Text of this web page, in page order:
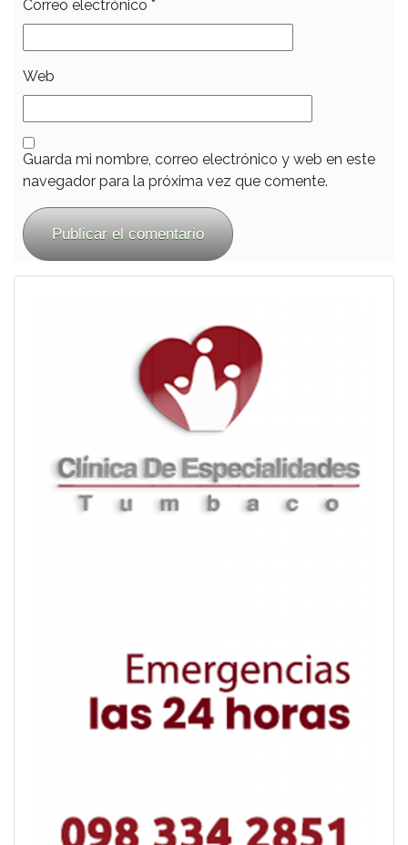
Correo electrónico *
Web
Guarda mi nombre, correo electrónico y web en este
navegador para la próxima vez que comente.